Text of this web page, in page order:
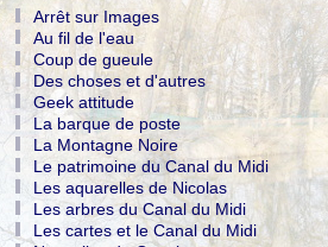
Arrêt sur Images
Au fil de l'eau
Coup de gueule
Des choses et d'autres
Geek attitude
La barque de poste
La Montagne Noire
Le patrimoine du Canal du Midi
Les aquarelles de Nicolas
Les arbres du Canal du Midi
Les cartes et le Canal du Midi